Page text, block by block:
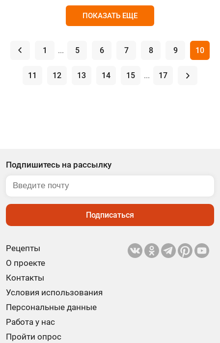
ПОКАЗАТЬ ЕЩЕ
. 1 ... 5 6 7 8 9 10
11 12 13 14 15 ... 17 .
Рецепты
О проекте
Контакты
Условия использования
Персональные данные
Работа у нас
Пройти опрос
Подпишитесь на рассылку
Подписаться